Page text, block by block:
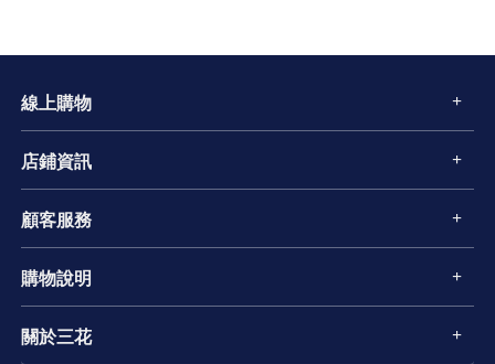
線上購物
店鋪資訊
顧客服務
購物說明
關於三花